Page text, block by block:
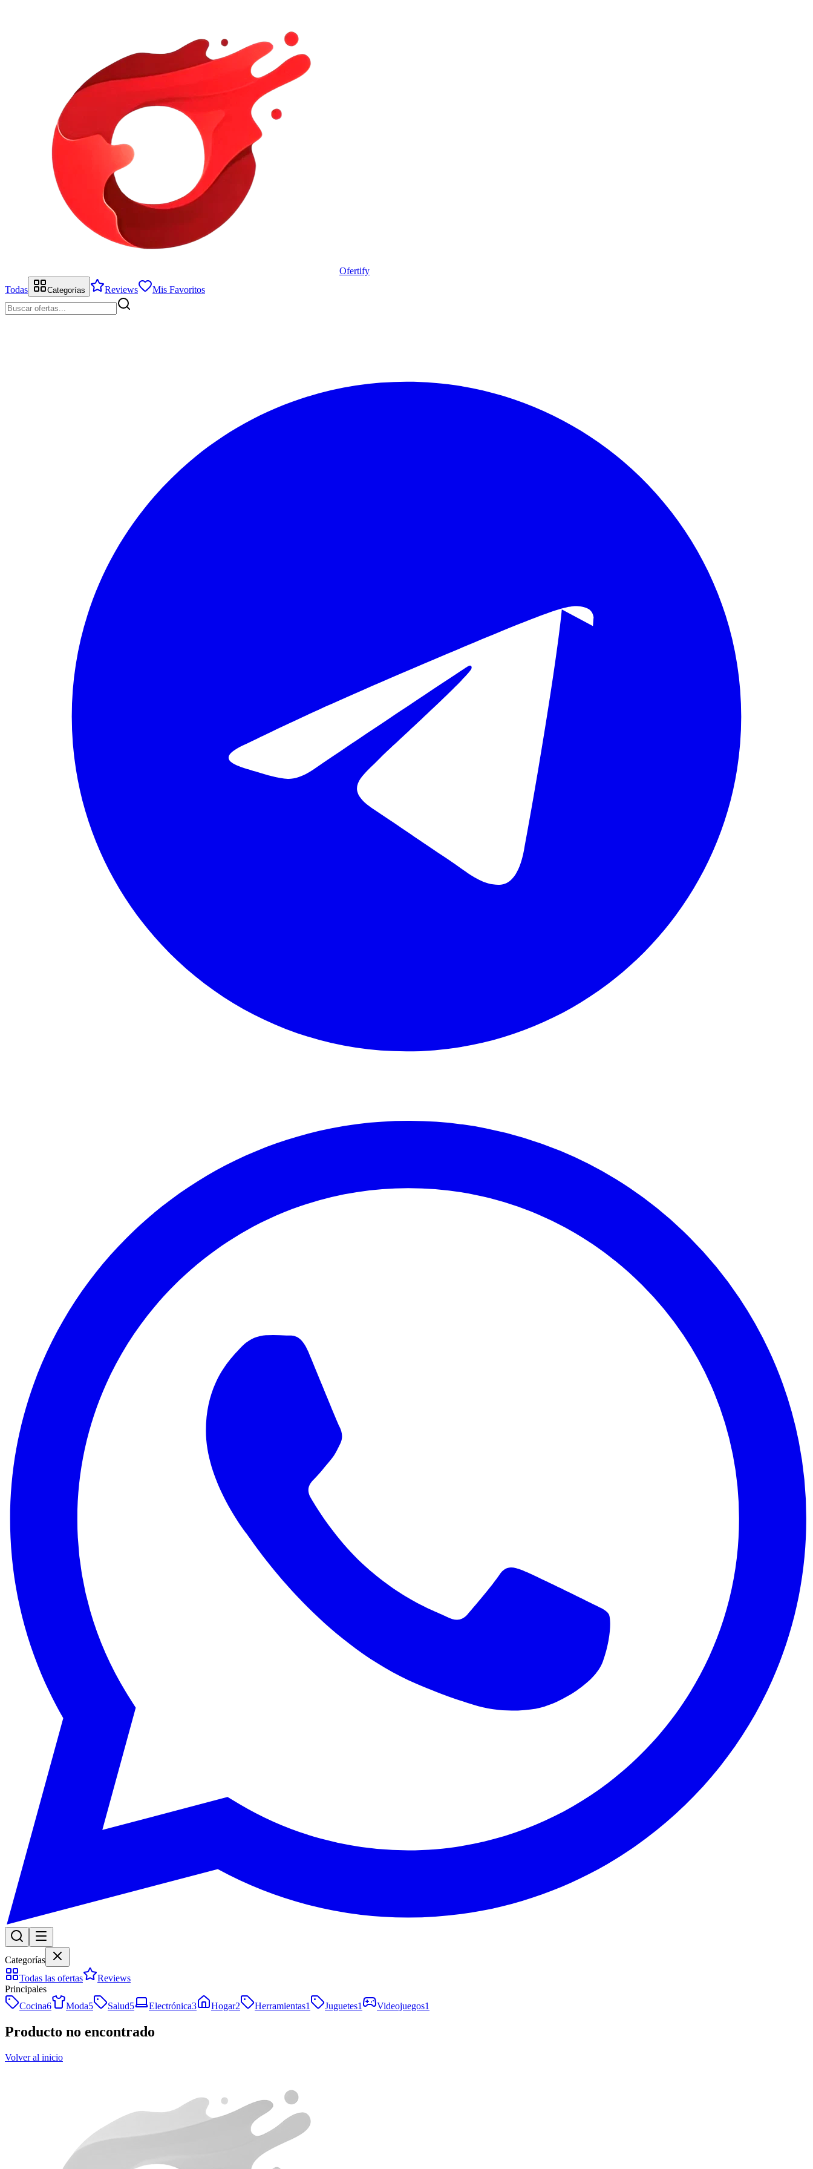
Ofertify
Todas
Categorías Reviews Mis Favoritos
Categorías
Todas las ofertas
Reviews
Principales
Cocina6 Moda5 Salud5 Electrónica3 Hogar2 Herramientas1 Juguetes1 Videojuegos1
Producto no encontrado
Volver al inicio